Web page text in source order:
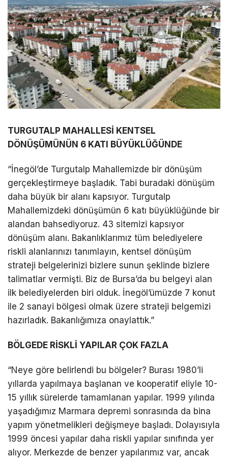
TURGUTALP MAHALLESİ KENTSEL
DÖNÜŞÜMÜNÜN 6 KATI BÜYÜKLÜĞÜNDE
“İnegöl’de Turgutalp Mahallemizde bir dönüşüm
gerçekleştirmeye başladık. Tabi buradaki dönüşüm
daha büyük bir alanı kapsıyor. Turgutalp
Mahallemizdeki dönüşümün 6 katı büyüklüğünde bir
alandan bahsediyoruz. 43 sitemizi kapsıyor
dönüşüm alanı. Bakanlıklarımız tüm belediyelere
riskli alanlarınızı tanımlayın, kentsel dönüşüm
strateji belgelerinizi bizlere sunun şeklinde bizlere
talimatlar vermişti. Biz de Bursa’da bu belgeyi alan
ilk belediyelerden biri olduk. İnegöl’ümüzde 7 konut
ile 2 sanayi bölgesi olmak üzere strateji belgemizi
hazırladık. Bakanlığımıza onaylattık.”
BÖLGEDE RİSKLİ YAPILAR ÇOK FAZLA
“Neye göre belirlendi bu bölgeler? Burası 1980’li
yıllarda yapılmaya başlanan ve kooperatif eliyle 10-
15 yıllık sürelerde tamamlanan yapılar. 1999 yılında
yaşadığımız Marmara depremi sonrasında da bina
yapım yönetmelikleri değişmeye başladı. Dolayısıyla
1999 öncesi yapılar daha riskli yapılar sınıfında yer
alıyor. Merkezde de benzer yapılarımız var, ancak